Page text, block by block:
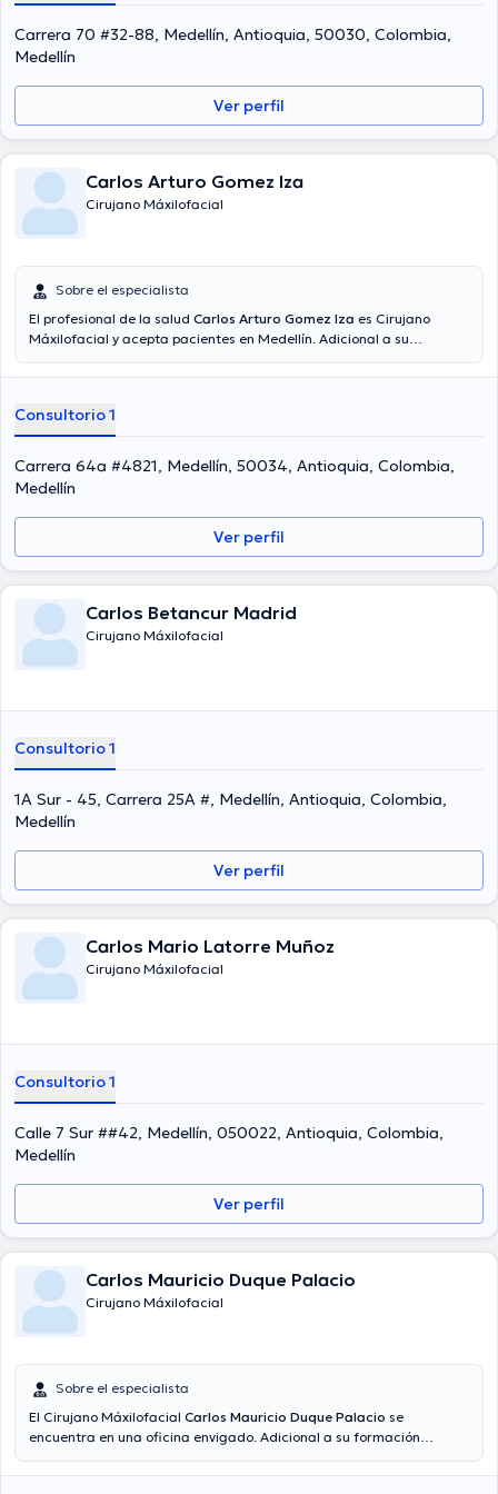
Carrera 70 #32-88, Medellín, Antioquia, 50030, Colombia,
Medellín
Ver perfil
Carlos Arturo Gomez Iza
Cirujano Máxilofacial
Sobre el especialista
El profesional de la salud Carlos Arturo Gomez Iza es Cirujano
Máxilofacial y acepta pacientes en Medellín. Adicional a su
experiencia en su área de especialidad. El médico posee años de
desempeñado como miembro de diversas asociaciones médicas.
Carlos Arturo Gomez Iza ha intervenido en abundantes conferencias
con el objetivo de tener una formación continua en su ámbito de
especialización y ha compartido diversos comunicados. Español es
el idioma principal usados por el profesional de la salud.
Consultorio 1
Carrera 64a #4821, Medellín, 50034, Antioquia, Colombia,
Medellín
Ver perfil
Carlos Betancur Madrid
Cirujano Máxilofacial
Consultorio 1
1A Sur - 45, Carrera 25A #, Medellín, Antioquia, Colombia,
Medellín
Ver perfil
Carlos Mario Latorre Muñoz
Cirujano Máxilofacial
Consultorio 1
Calle 7 Sur ##42, Medellín, 050022, Antioquia, Colombia,
Medellín
Ver perfil
Carlos Mauricio Duque Palacio
Cirujano Máxilofacial
Sobre el especialista
El Cirujano Máxilofacial Carlos Mauricio Duque Palacio se
encuentra en una oficina envigado. Adicional a su formación
en su área de especialidad. El médico lleva más de años de